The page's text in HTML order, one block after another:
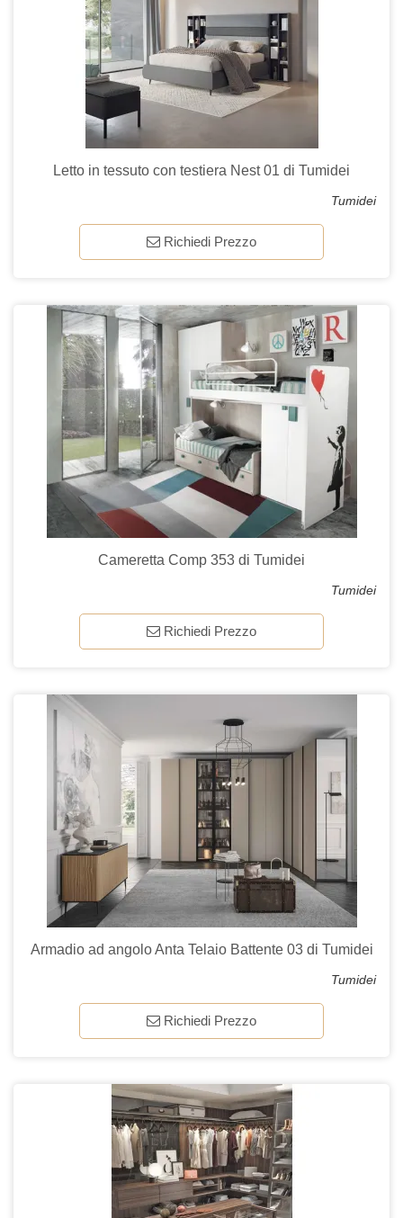
Letto in tessuto con testiera Nest 01 di Tumidei
Tumidei
Richiedi Prezzo
Cameretta Comp 353 di Tumidei
Tumidei
Richiedi Prezzo
Armadio ad angolo Anta Telaio Battente 03 di Tumidei
Tumidei
Richiedi Prezzo